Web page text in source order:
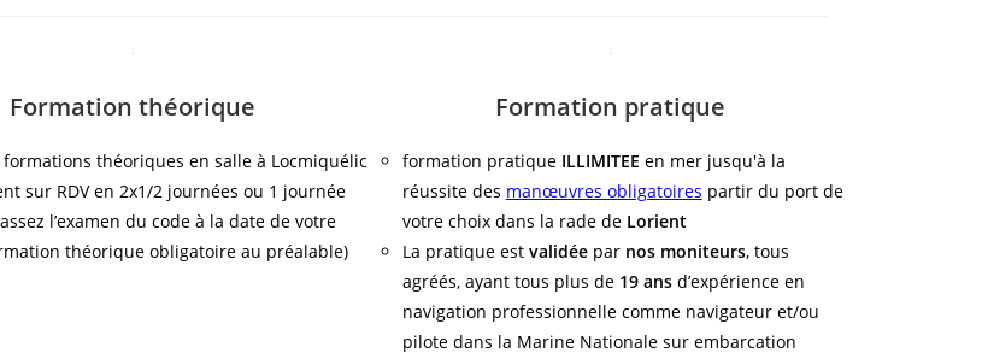
Formation théorique
théoriques en salle à Locmiquélic
sur RDV en 2x1/2 journées ou 1 journée
l’examen du code à la date de votre
théorique obligatoire au préalable)
Formation pratique
formation pratique ILLIMITEE en mer jusqu'à la
réussite des manœuvres obligatoires partir du port de
votre choix dans la rade de Lorient
La pratique est validéepar nos moniteurs, tous
agréés, ayant tous plus de 19 ansd’expérience en
navigation professionnelle comme navigateur et/ou
pilote dans la Marine Nationale sur embarcation